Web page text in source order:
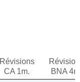
Révisions
CA 1m.
BNA